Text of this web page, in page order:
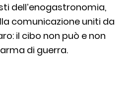
dell’enogastronomia,
comunicazione uniti da
il cibo non può e non
di guerra.